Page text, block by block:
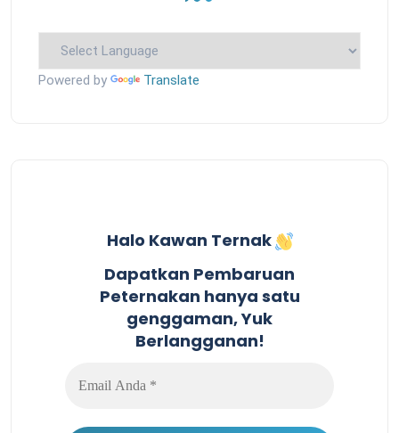
Powered by Translate
Halo Kawan Ternak
Dapatkan Pembaruan
Peternakan hanya satu
genggaman, Yuk
Berlangganan!